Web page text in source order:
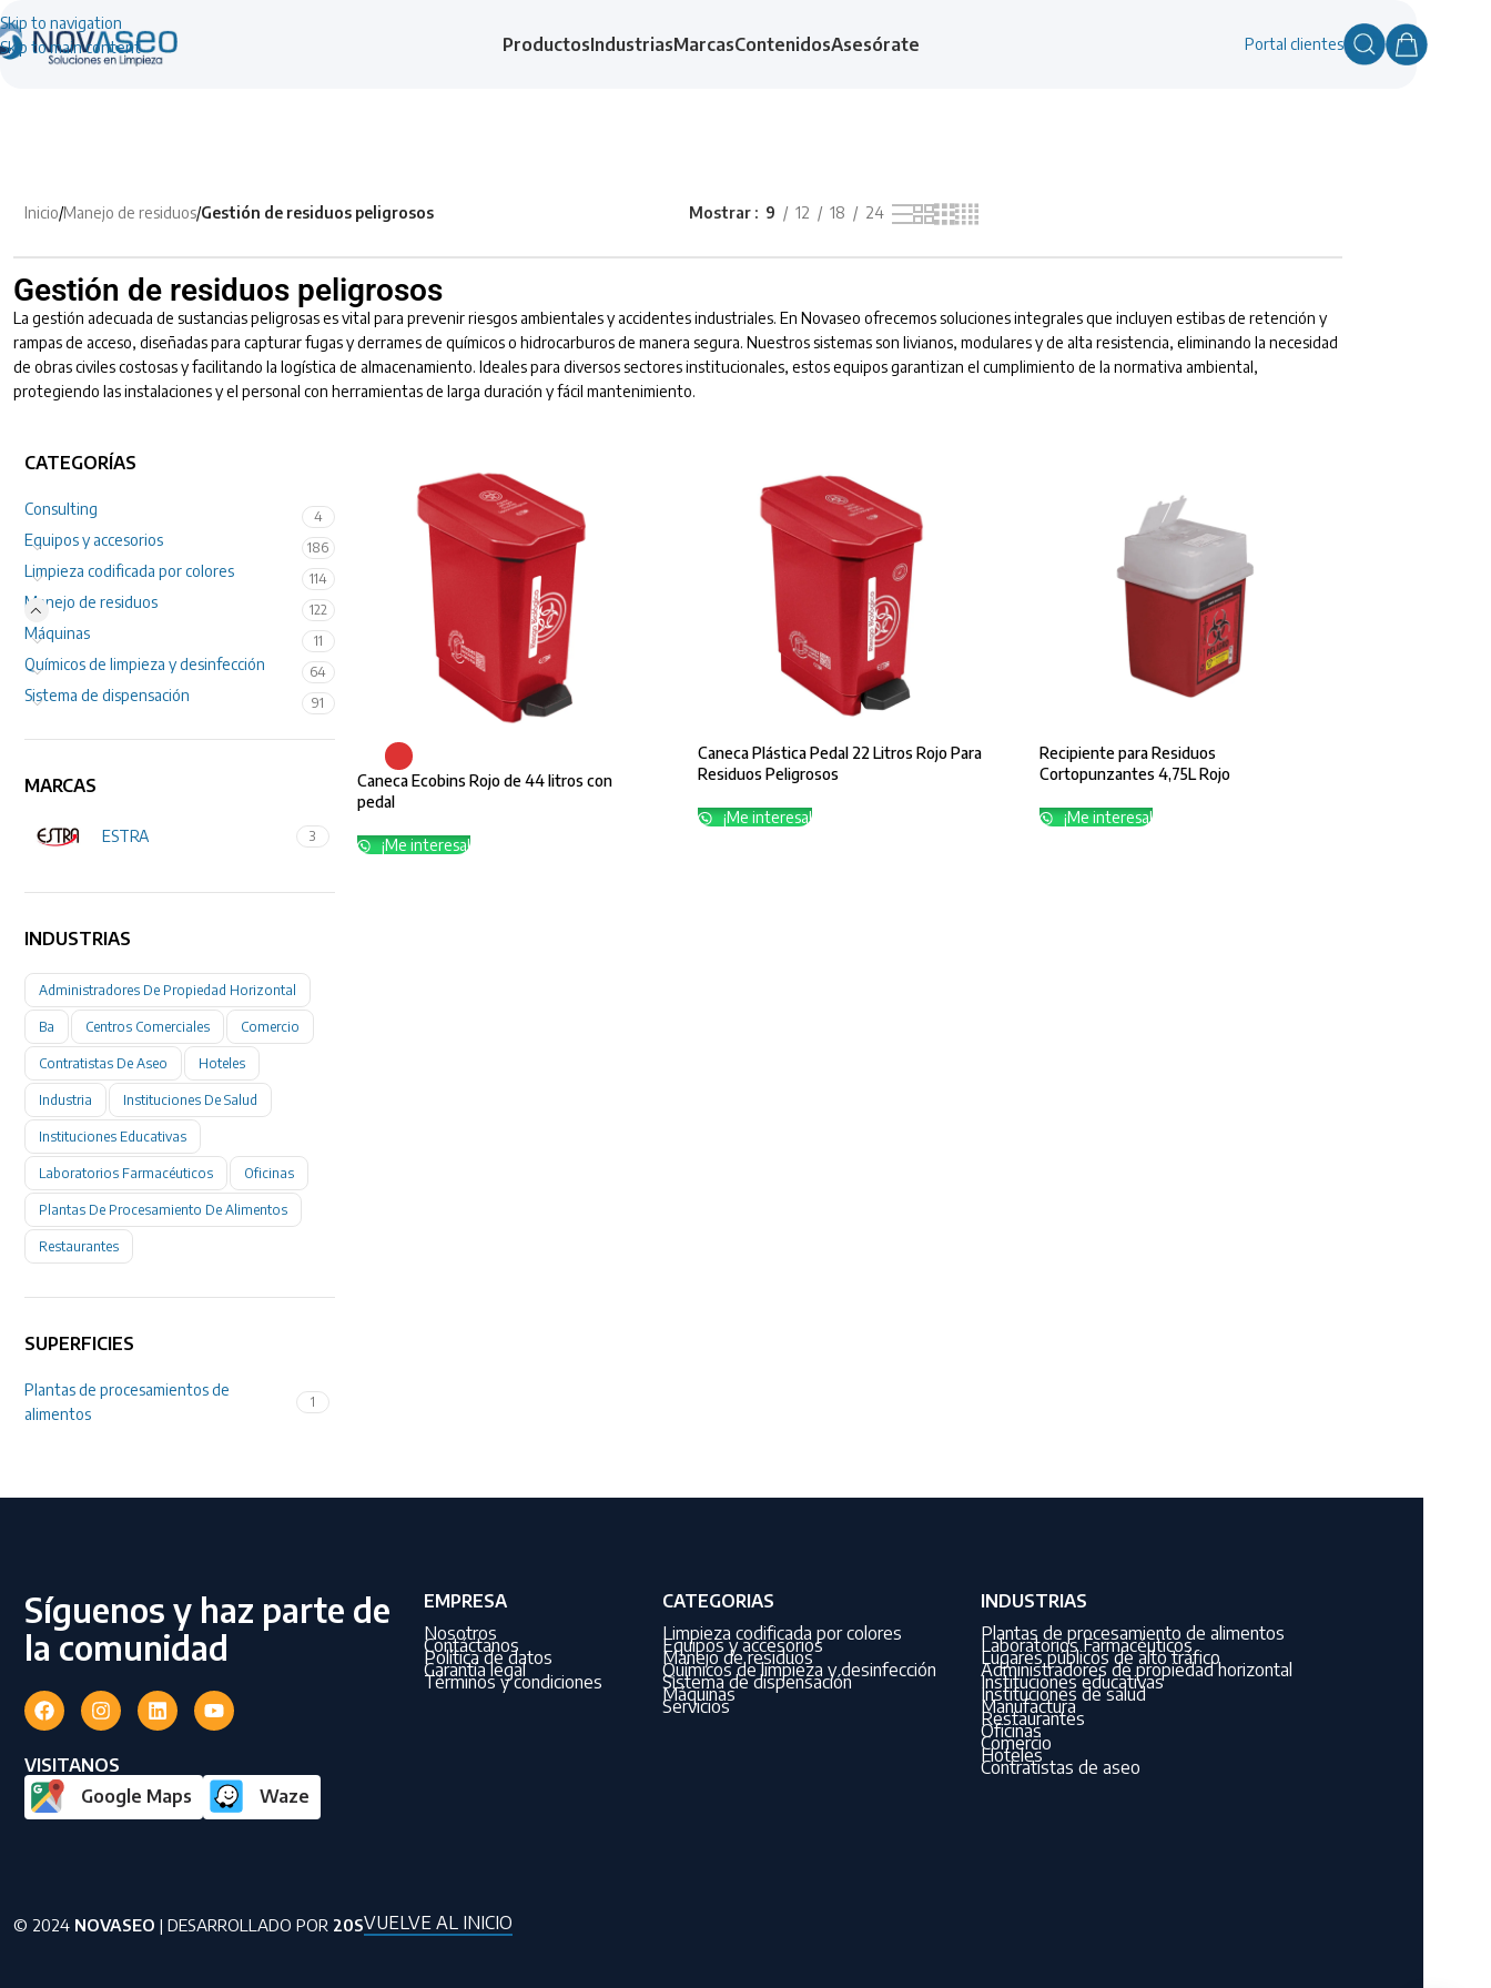
Skip to navigation
Skip to main content
ProductosIndustriasMarcasContenidosAsesórate Portal clientes
Inicio/Manejo de residuos/Gestión de residuos peligrosos Mostrar 9 12 18 24
Gestión de residuos peligrosos
La gestión adecuada de sustancias peligrosas es vital para prevenir riesgos ambientales y accidentes industriales. En Novaseo ofrecemos soluciones integrales que incluyen estibas de retención y
rampas de acceso, diseñadas para capturar fugas y derrames de químicos o hidrocarburos de manera segura. Nuestros sistemas son livianos, modulares y de alta resistencia, eliminando la necesidad
de obras civiles costosas y facilitando la logística de almacenamiento. Ideales para diversos sectores institucionales, estos equipos garantizan el cumplimiento de la normativa ambiental,
protegiendo las instalaciones y el personal con herramientas de larga duración y fácil mantenimiento.
CATEGORÍAS
Consulting 4
Equipos y accesorios 186
Limpieza codificada por colores 114
Manejo de residuos 122
Máquinas 11
Químicos de limpieza y desinfección 64
Sistema de dispensación 91
MARCAS
ESTRA 3
INDUSTRIAS
Administradores De Propiedad Horizontal
Ba Centros Comerciales Comercio
Contratistas De Aseo Hoteles
Industria Instituciones De Salud
Instituciones Educativas
Laboratorios Farmacéuticos Oficinas
Plantas De Procesamiento De Alimentos
Restaurantes
SUPERFICIES
Plantas de procesamientos de
alimentos
1
Caneca Ecobins Rojo de 44 litros con
pedal
¡Me interesa!
Caneca Plástica Pedal 22 Litros Rojo Para
Residuos Peligrosos
¡Me interesa!
Recipiente para Residuos
Cortopunzantes 4,75L Rojo
¡Me interesa!
Síguenos y haz parte de
la comunidad
VISITANOS
Google Maps
Waze
EMPRESA
Nosotros
Contáctanos
Política de datos
Garantía legal
Términos y condiciones
CATEGORIAS
Limpieza codificada por colores
Equipos y accesorios
Manejo de residuos
Químicos de limpieza y desinfección
Sistema de dispensación
Máquinas
Servicios
INDUSTRIAS
Plantas de procesamiento de alimentos
Laboratorios Farmacéuticos
Lugares públicos de alto tráfico
Administradores de propiedad horizontal
Instituciones educativas
Instituciones de salud
Manufactura
Restaurantes
Oficinas
Comercio
Hoteles
Contratistas de aseo
© 2024 NOVASEO | DESARROLLADO POR 20SVUELVE AL INICIO